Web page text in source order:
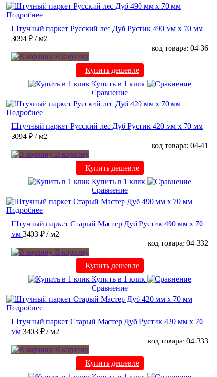
Подробнее
Штучный паркет Русский лес Дуб Рустик 490 мм х 70 мм
3094 ₽ / м2
код товара: 04-36
В корзину
Купить дешевле
Купить в 1 клик
Сравнение
Подробнее
Штучный паркет Русский лес Дуб Рустик 420 мм х 70 мм
3094 ₽ / м2
код товара: 04-41
В корзину
Купить дешевле
Купить в 1 клик
Сравнение
Подробнее
Штучный паркет Старый Мастер Дуб Рустик 490 мм х 70
мм 3403 ₽ / м2
код товара: 04-332
В корзину
Купить дешевле
Купить в 1 клик
Сравнение
Подробнее
Штучный паркет Старый Мастер Дуб Рустик 420 мм х 70
мм 3403 ₽ / м2
код товара: 04-333
В корзину
Купить дешевле